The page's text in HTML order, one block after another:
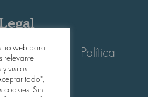
Privacitat|
Política
Cookies
web para
relevante
y visitas
todo",
cookies. Sin